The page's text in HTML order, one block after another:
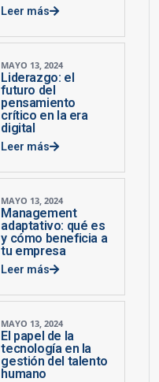
Leer más
MAYO 13, 2024
Liderazgo: el
futuro del
pensamiento
crítico en la era
digital
Leer más
MAYO 13, 2024
Management
adaptativo: qué es
y cómo beneficia a
tu empresa
Leer más
MAYO 13, 2024
El papel de la
tecnología en la
gestión del talento
humano